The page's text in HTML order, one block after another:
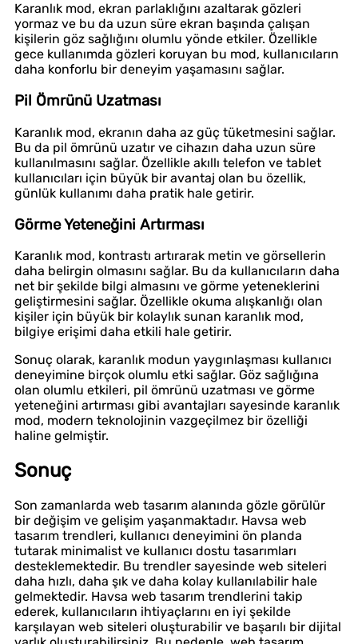
Karanlık mod, ekran parlaklığını azaltarak gözleri
yormaz ve bu da uzun süre ekran başında çalışan
kişilerin göz sağlığını olumlu yönde etkiler. Özellikle
gece kullanımda gözleri koruyan bu mod, kullanıcıların
daha konforlu bir deneyim yaşamasını sağlar.
Pil Ömrünü Uzatması
Karanlık mod, ekranın daha az güç tüketmesini sağlar.
Bu da pil ömrünü uzatır ve cihazın daha uzun süre
kullanılmasını sağlar. Özellikle akıllı telefon ve tablet
kullanıcıları için büyük bir avantaj olan bu özellik,
günlük kullanımı daha pratik hale getirir.
Görme Yeteneğini Artırması
Karanlık mod, kontrastı artırarak metin ve görsellerin
daha belirgin olmasını sağlar. Bu da kullanıcıların daha
net bir şekilde bilgi almasını ve görme yeteneklerini
geliştirmesini sağlar. Özellikle okuma alışkanlığı olan
kişiler için büyük bir kolaylık sunan karanlık mod,
bilgiye erişimi daha etkili hale getirir.
Sonuç olarak, karanlık modun yaygınlaşması kullanıcı
deneyimine birçok olumlu etki sağlar. Göz sağlığına
olan olumlu etkileri, pil ömrünü uzatması ve görme
yeteneğini artırması gibi avantajları sayesinde karanlık
mod, modern teknolojinin vazgeçilmez bir özelliği
haline gelmiştir.
Sonuç
Son zamanlarda web tasarım alanında gözle görülür
bir değişim ve gelişim yaşanmaktadır. Havsa web
tasarım trendleri, kullanıcı deneyimini ön planda
tutarak minimalist ve kullanıcı dostu tasarımları
desteklemektedir. Bu trendler sayesinde web siteleri
daha hızlı, daha şık ve daha kolay kullanılabilir hale
gelmektedir. Havsa web tasarım trendlerini takip
ederek, kullanıcıların ihtiyaçlarını en iyi şekilde
karşılayan web siteleri oluşturabilir ve başarılı bir dijital